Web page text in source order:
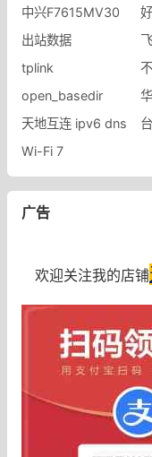
中兴F7615MV30
出站数据
​tplink
open_basedir
天地互连 ipv6 dns
Wi-Fi 7
广告
欢迎关注我的店铺